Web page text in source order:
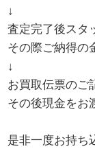
↓
査定完了後スタ
その際ご納得の
↓
お買取伝票のご
その後現金をお
是非一度お持ち